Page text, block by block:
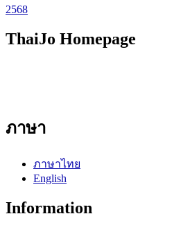
2568
ThaiJo Homepage
ภาษา
ภาษาไทย
English
Information